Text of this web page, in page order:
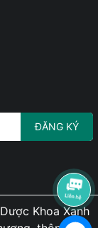
ĐĂNG KÝ
Khoa Xanh